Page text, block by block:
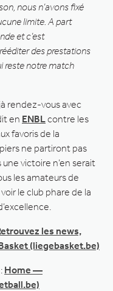
nous n’avons fixé
limite. A part
et c’est
des prestations
reste notre match
rendez-vous avec
en ENBLcontre les
favoris de la
ne partiront pas
victoire n’en serait
les amateurs de
le club phare de la
les news,
(liegebasket.be)
Home —